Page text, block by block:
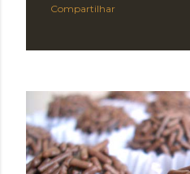
Compartilhar